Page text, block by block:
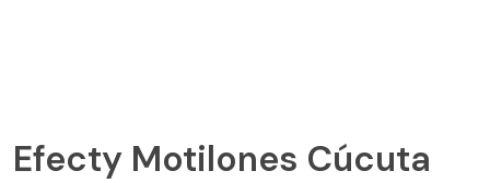
Efecty Motilones Cúcuta